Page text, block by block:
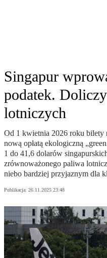
Singapur
podatek.
lotniczych
Od 1 kwietnia 2026 roku bilety
nową opłatą ekologiczną
1 do 41,6 dolarów
zrównoważonego paliwa
niebo bardziej przyjaznym dla
Publikacja: 26.11.2025 23:48